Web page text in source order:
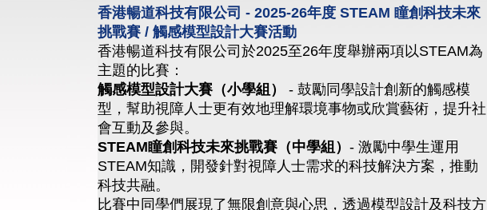
香港暢道科技有限公司 - 2025-26年度 STEAM 瞳創科技未來
挑戰賽 / 觸感模型設計大賽活動
香港暢道科技有限公司於2025至26年度舉辦兩項以STEAM為
主題的比賽：
觸感模型設計大賽（小學組）
- 鼓勵同學設計創新的觸感模
型，幫助視障人士更有效地理解環境事物或欣賞藝術，提升社
會互動及參與。
STEAM瞳創科技未來挑戰賽（中學組） - 激勵中學生運用
STEAM知識，開發針對視障人士需求的科技解決方案，推動
科技共融。
比賽中同學們展現了無限創意與心思，透過模型設計及科技方